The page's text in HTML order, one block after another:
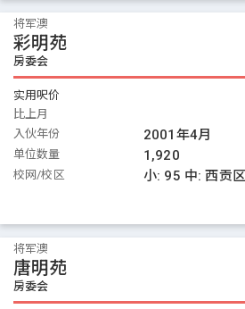
将军澳
彩明苑
房委会
实用呎价
比上月
入伙年份
2001年4月
单位数量 1,920
校网/校区 小: 95 中:西贡区
将军澳
唐明苑
房委会